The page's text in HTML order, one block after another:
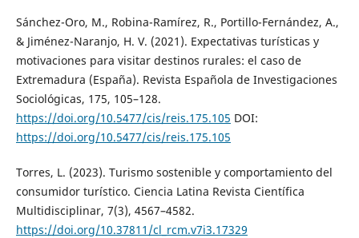
Sánchez-Oro, M., Robina-Ramírez, R., Portillo-Fernández, A.,
& Jiménez-Naranjo, H. V. (2021). Expectativas turísticas y
motivaciones para visitar destinos rurales: el caso de
Extremadura (España). Revista Española de Investigaciones
Sociológicas, 175, 105–128.
https://doi.org/10.5477/cis/reis.175.105 DOI:
https://doi.org/10.5477/cis/reis.175.105
Torres, L. (2023). Turismo sostenible y comportamiento del
consumidor turístico. Ciencia Latina Revista Científica
Multidisciplinar, 7(3), 4567–4582.
https://doi.org/10.37811/cl_rcm.v7i3.17329